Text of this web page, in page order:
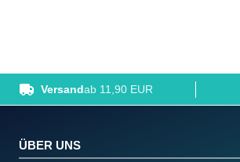
Versandab 11,90 EUR
ÜBER UNS